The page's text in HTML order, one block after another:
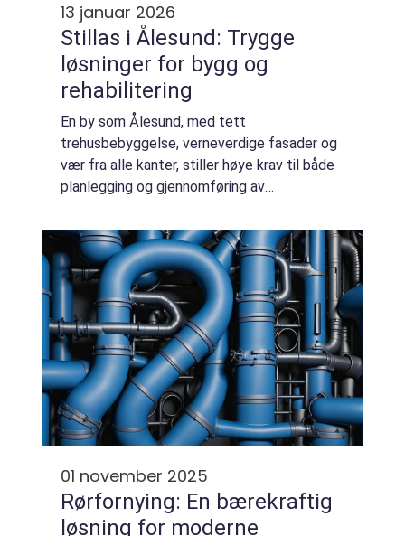
13 januar 2026
Stillas i Ålesund: Trygge
løsninger for bygg og
rehabilitering
En by som Ålesund, med tett
trehusbebyggelse, verneverdige fasader og
vær fra alle kanter, stiller høye krav til både
planlegging og gjennomføring av
høyden, ...
01 november 2025
Rørfornying: En bærekraftig
løsning for moderne